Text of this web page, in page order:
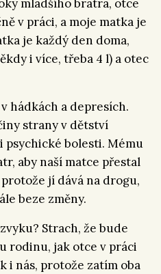
mladšího bratra, otce
v práci, a moje matka je
je každý den doma,
i více, třeba 4 l) a otec
hádkách a depresích.
strany v dětství
psychické bolesti. Mému
aby naší matce přestal
jí dává na drogu,
beze změny.
Strach, že bude
rodinu, jak otce v práci
i nás, protože zatím oba